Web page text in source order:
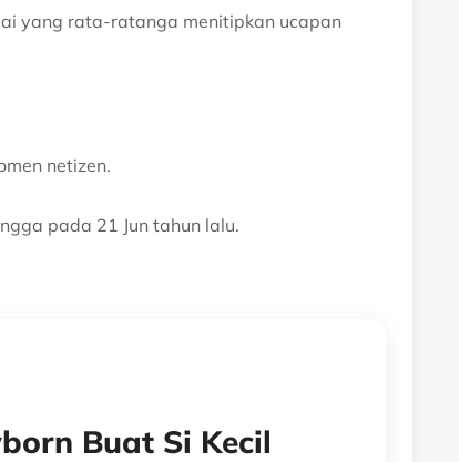
yang rata-ratanga menitipkan ucapan
netizen.
pada 21 Jun tahun lalu.
Buat Si Kecil